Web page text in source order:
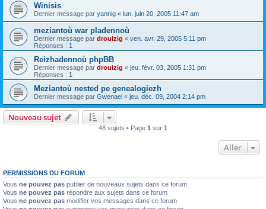
Winisis
Dernier message par yannig « lun. juin 20, 2005 11:47 am
meziantoù war pladennoù
Dernier message par drouizig « ven. avr. 29, 2005 5:11 pm
Réponses : 1
Reizhadennoù phpBB
Dernier message par drouizig « jeu. févr. 03, 2005 1:31 pm
Réponses : 1
Meziantoù nested pe genealogiezh
Dernier message par Gwenael « jeu. déc. 09, 2004 2:14 pm
Nouveau sujet
48 sujets • Page 1 sur 1
Aller
PERMISSIONS DU FORUM
Vous ne pouvez pas publier de nouveaux sujets dans ce forum
Vous ne pouvez pas répondre aux sujets dans ce forum
Vous ne pouvez pas modifier vos messages dans ce forum